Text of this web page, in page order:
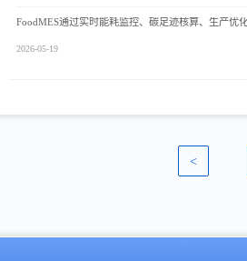
FoodMES通过实时能耗监控、碳足迹核算、生产优
2026-05-19
<